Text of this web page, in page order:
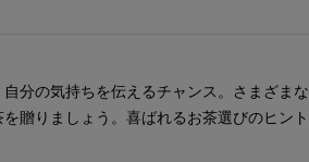
分の気持ちを伝えるチャンス。さまざまな
贈りましょう。喜ばれるお茶選びのヒント